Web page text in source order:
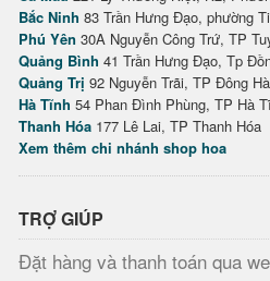
Bắc Ninh 83 Trần Hưng Đạo, phường
Phú Yên 30A Nguyễn Công Trứ, TP
Quảng Bình 41 Trần Hưng Đạo, Tp
Quảng Trị 92 Nguyễn Trãi, TP Đông Hà
Hà Tĩnh 54 Phan Đình Phùng, TP Hà
Thanh Hóa 177 Lê Lai, TP Thanh Hóa
Xem thêm chi nhánh shop hoa
TRỢ GIÚP
Đặt hàng và thanh toán qua